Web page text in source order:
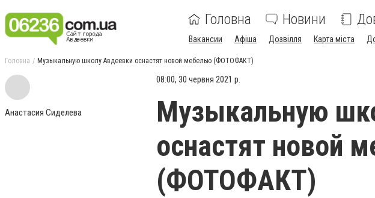
Головна Новини
Вакансии Афіша Дозвілля Карта міста
Головна Музыкальную школу Авдеевки оснастят новой мебелью (ФОТОФАКТ)
Анастасия Сиделева
08:00, 30 червня 2021 р.
Музыкальную
оснастят новой
(ФОТОФАКТ)